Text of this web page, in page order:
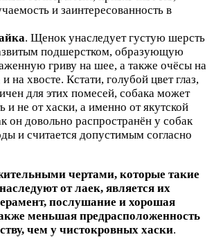
и заинтересованность в
. Щенок унаследует густую шерсть
подшерстком, образующую
гриву на шее, а также очёсы на
на хвосте. Кстати, голубой цвет глаз,
для этих помесей, собака может
и не от хаски, а именно от якутской
он довольно распространён у собак
и считается допустимым согласно
чертами, которые такие
от лаек, является их
послушание и хорошая
меньшая предрасположенность
чем у чистокровных хаски.